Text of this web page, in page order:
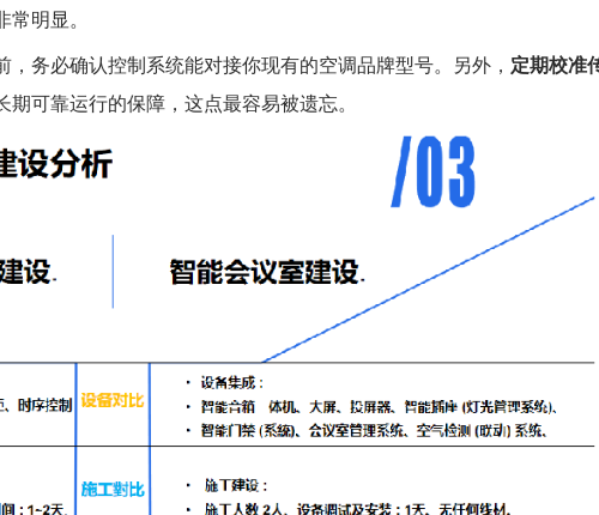
明显。
，务必确认控制系统能对接你现有的空调品牌型号。另外， 定期校准
可靠运行的保障，这点最容易被遗忘。